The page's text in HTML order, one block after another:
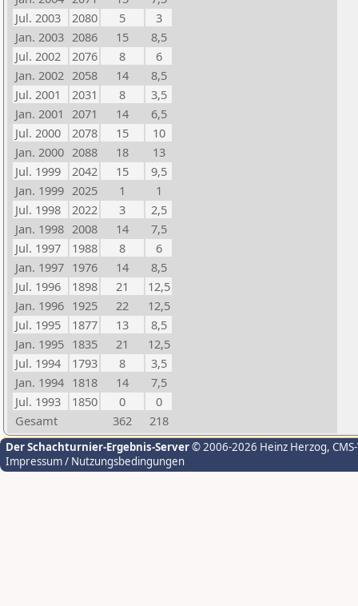
Jul. 2003
2080 5
3
Jan. 2003 2086 15
8,5
Jul. 2002
2076 8
6
Jan. 2002 2058 14
8,5
Jul. 2001
2031 8
3,5
Jan. 2001 2071 14
6,5
Jul. 2000
2078 15
10
Jan. 2000 2088 18
13
Jul. 1999
2042 15
9,5
Jan. 1999 2025 1
1
Jul. 1998
2022 3
2,5
Jan. 1998 2008 14
7,5
Jul. 1997
1988 8
6
Jan. 1997 1976 14
8,5
Jul. 1996
1898 21
12,5
Jan. 1996 1925 22
12,5
Jul. 1995
1877 13
8,5
Jan. 1995 1835 21
12,5
Jul. 1994
1793 8
3,5
Jan. 1994 1818 14
7,5
Jul. 1993
1850 0
0
Gesamt
362 218
Der Schachturnier-Ergebnis-Server© 2006-2026 Heinz Herzog,
Impressum / Nutzungsbedingungen